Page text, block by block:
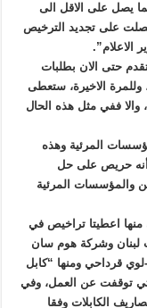
يصل على الاقل الى
قد حصلت على تجديد الترخيص
الاعلام”.
حتى الان بطلبات
الاخيرة، ستعطى
والا ففي مثل هذه الحال
المرئية وهذه
أنه حريص على حل
والمؤسسات المرئية
منها اعطيتا تراخيص في
لبنان وشركة هوم سان
لوي قرداحي ومنها “كابل
توقفت عن العمل، وفي
كابل، ومصاريف الكابلات وفقا